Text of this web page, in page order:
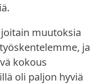
muutoksia
ja
kokous
oli paljon hyviä